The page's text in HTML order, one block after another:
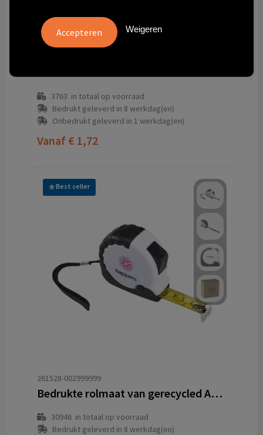
3763 in totaal op voorraad
Bedrukt geleverd in 8 werkdag(en)
Onbedrukt geleverd in 1 werkdag(en)
Vanaf € 1,72
Best seller
261528-002999999
Bedrukte rolmaat van gerecycled ABS met hardstalen band
30946in totaal op voorraad
Bedrukt geleverd in 8 werkdag(en)
Weigeren